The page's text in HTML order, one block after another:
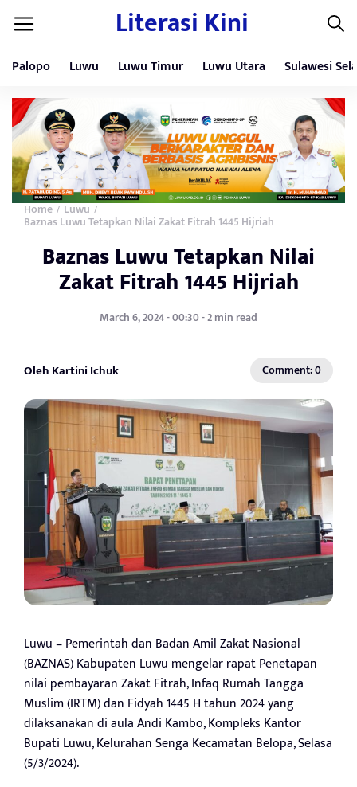
Literasi Kini
Palopo Luwu Luwu Timur Luwu Utara Sulawesi
Home / Luwu /
Baznas Luwu Tetapkan Nilai Zakat Fitrah 1445 Hijriah
Baznas Luwu Tetapkan Nilai
Zakat Fitrah 1445 Hijriah
March 6, 2024 - 00:30 - 2 min read
Oleh Kartini Ichuk Comment: 0
Luwu – Pemerintah dan Badan Amil Zakat Nasional
(BAZNAS) Kabupaten Luwu mengelar rapat Penetapan
nilai pembayaran Zakat Fitrah, Infaq Rumah Tangga
Muslim (IRTM) dan Fidyah 1445 H tahun 2024 yang
dilaksanakan di aula Andi Kambo, Kompleks Kantor
Bupati Luwu, Kelurahan Senga Kecamatan Belopa, Selasa
(5/3/2024).